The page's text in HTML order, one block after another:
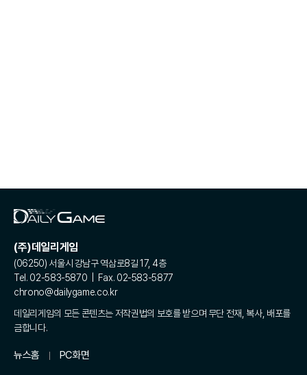
(주)데일리게임
(06250) 서울시 강남구 역삼로8길 17, 4층
Tel. 02-583-5870 | Fax. 02-583-5877
chrono@dailygame.co.kr
데일리게임의 모든 콘텐츠는 저작권법의 보호를 받으며 무단 전재, 복사, 배포를
금합니다.
뉴스홈 PC화면